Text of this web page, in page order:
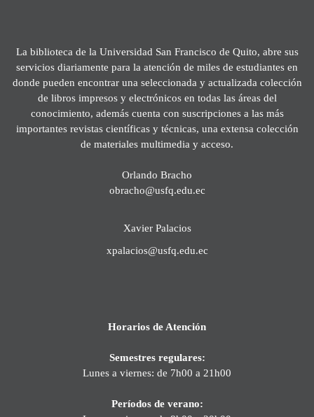
La biblioteca de la Universidad San Francisco de Quito, abre sus
servicios diariamente para la atención de miles de estudiantes en
donde pueden encontrar una seleccionada y actualizada colección
de libros impresos y electrónicos en todas las áreas del
conocimiento, además cuenta con suscripciones a las más
importantes revistas científicas y técnicas, una extensa colección
de materiales multimedia y acceso.
Orlando Bracho
obracho@usfq.edu.ec
Xavier Palacios
xpalacios@usfq.edu.ec
Horarios de Atención
Semestres regulares:
Lunes a viernes: de 7h00 a 21h00
Períodos de verano: